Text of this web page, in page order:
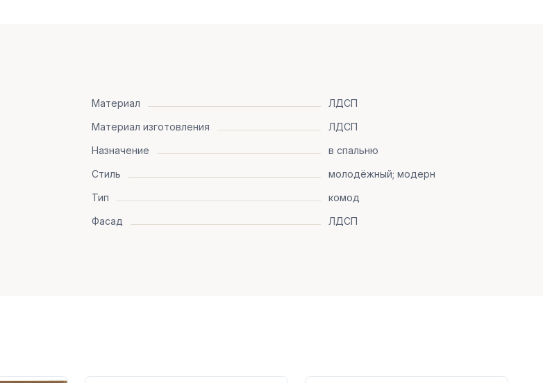
Материал
ЛДСП
Материал изготовления
ЛДСП
Назначение
в спальню
Стиль
молодёжный; модерн
Тип
комод
Фасад
ЛДСП